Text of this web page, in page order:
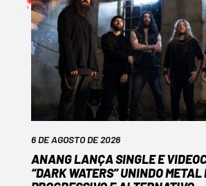
6 DE AGOSTO DE 2026
ANANG LANÇA SINGLE E
“DARK WATERS” UNINDO METAL